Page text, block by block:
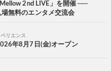
2nd LIVE」を開催 ──
無料のエンタメ交流会
リエンス
年8月7日(金)オープン